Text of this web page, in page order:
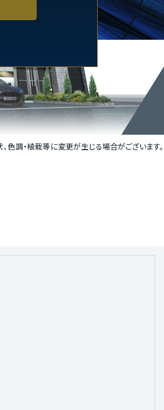
調・植栽等に変更が生じる場合がございます。